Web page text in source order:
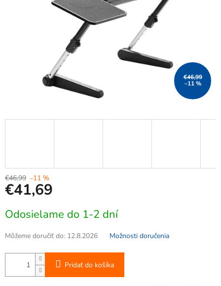
€46,99
–11 %
€46,99 –11 %
€41,69
cena:
Odosielame do 1-2 dní
Môžeme doručiť do: 12.8.2026 Možnosti doručenia
Pridať do košíka